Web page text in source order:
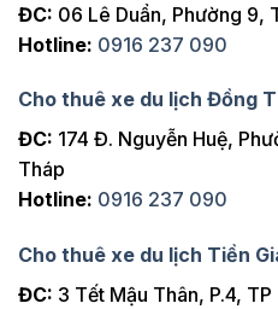
ĐC: 06 Lê Duẩn, Phường 9,
Hotline: 0916 237 090
Cho thuê xe du lịch Đồng
ĐC: 174 Đ. Nguyễn Huệ,
Tháp
Hotline: 0916 237 090
Cho thuê xe du lịch Tiền
ĐC: 3 Tết Mậu Thân, P.4,